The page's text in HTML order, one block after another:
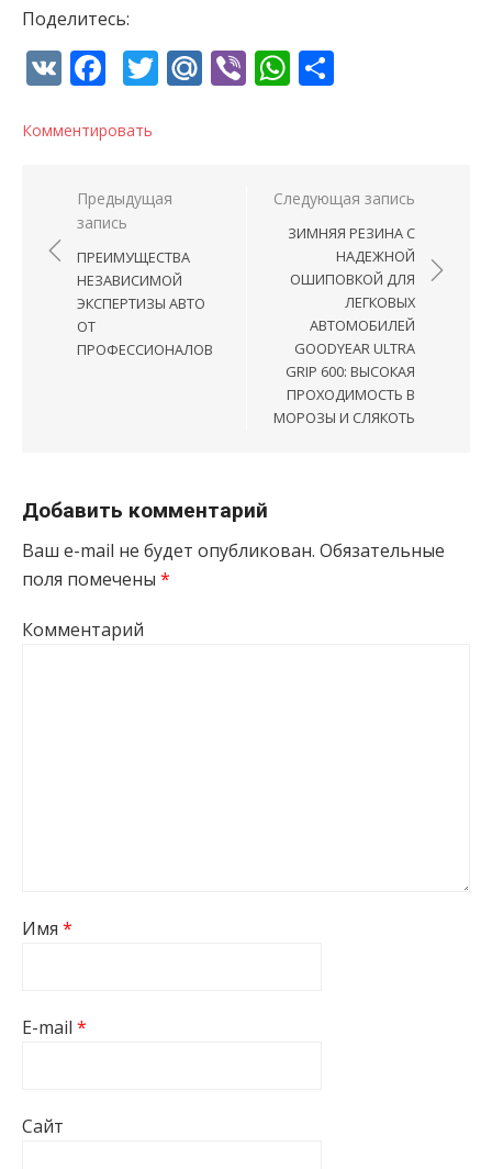
Поделитесь:
VK Facebook
Twitter
Mail.Ru
ViberWhatsApp
Комментировать
Навигация по записям
Предыдущая
запись
ПРЕИМУЩЕСТВА
НЕЗАВИСИМОЙ
ЭКСПЕРТИЗЫ АВТО
ОТ
ПРОФЕССИОНАЛОВ
Следующая запись
ЗИМНЯЯ РЕЗИНА С
НАДЕЖНОЙ
ОШИПОВКОЙ ДЛЯ
ЛЕГКОВЫХ
АВТОМОБИЛЕЙ
GOODYEAR ULTRA
GRIP 600: ВЫСОКАЯ
ПРОХОДИМОСТЬ В
МОРОЗЫ И СЛЯКОТЬ
Добавить комментарий
Ваш e-mail не будет опубликован. Обязательные
поля помечены *
Комментарий
Имя *
E-mail *
Сайт